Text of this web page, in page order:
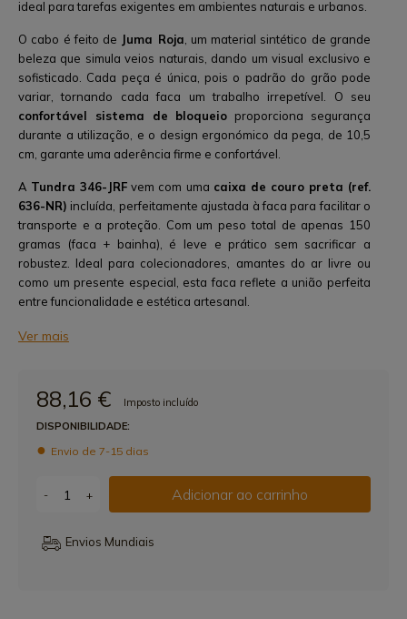
ideal para tarefas exigentes em ambientes naturais e urbanos.
O cabo é feito de Juma Roja , um material sintético de grande
beleza que simula veios naturais, dando um visual exclusivo e
sofisticado. Cada peça é única, pois o padrão do grão pode
variar, tornando cada faca um trabalho irrepetível. O seu
confortável sistema de bloqueio proporciona segurança
durante a utilização, e o design ergonómico da pega, de 10,5
cm, garante uma aderência firme e confortável.
A Tundra 346-JRF vem com uma caixa de couro preta (ref.
636-NR) incluída, perfeitamente ajustada à faca para facilitar o
transporte e a proteção. Com um peso total de apenas 150
gramas (faca + bainha), é leve e prático sem sacrificar a
robustez. Ideal para colecionadores, amantes do ar livre ou
como um presente especial, esta faca reflete a união perfeita
entre funcionalidade e estética artesanal.
Ver mais
88,16 €
Imposto incluído
DISPONIBILIDADE:
Envio de 7-15 dias
- + Adicionar ao carrinho
Envios Mundiais